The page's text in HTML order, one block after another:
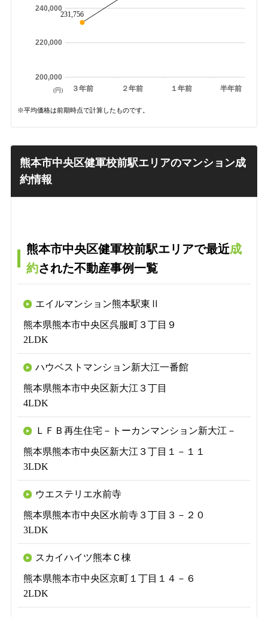
３年前 ２年前 １年前 半年前
200,000
220,000
240,000
231,756
(円)
※平均価格は前期時点で計算したものです。
熊本市中央区健軍校前駅エリアのマンション成
約情報
熊本市中央区健軍校前駅エリアで最近成
約された不動産事例一覧
エイルマンション熊本駅東Ⅱ
熊本県熊本市中央区呉服町３丁目９
2LDK
ハウベストマンション新大江一番館
熊本県熊本市中央区新大江３丁目
4LDK
ＬＦＢ再生住宅－トーカンマンション新大江－
熊本県熊本市中央区新大江３丁目１－１１
3LDK
ウエステリエ水前寺
熊本県熊本市中央区水前寺３丁目３－２０
3LDK
スカイハイツ熊本Ｃ棟
熊本県熊本市中央区京町１丁目１４－６
2LDK